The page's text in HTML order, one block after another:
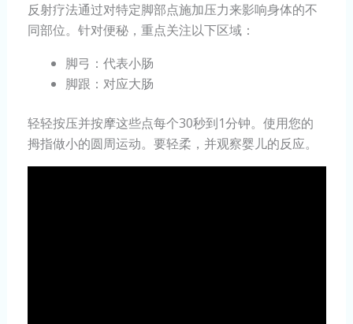
反射疗法通过对特定脚部点施加压力来影响身体的不
同部位。针对便秘，重点关注以下区域：
脚弓：代表小肠
脚跟：对应大肠
轻轻按压并按摩这些点每个30秒到1分钟。使用您的
拇指做小的圆周运动。要轻柔，并观察婴儿的反应。